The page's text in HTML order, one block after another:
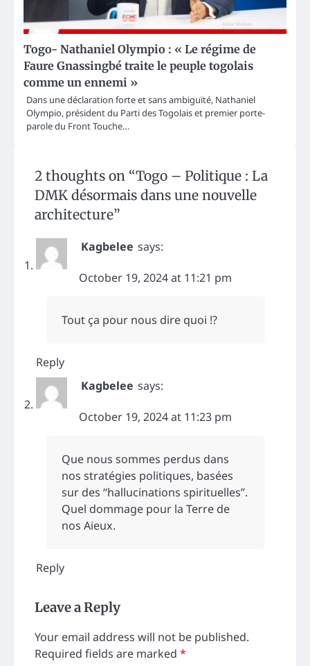
Togo- Nathaniel Olympio : « Le régime de
Faure Gnassingbé traite le peuple togolais
comme un ennemi »
Dans une déclaration forte et sans ambiguïté, Nathaniel
Olympio, président du Parti des Togolais et premier porte-
parole du Front Touche…
2 thoughts on “Togo – Politique : La
DMK désormais dans une nouvelle
architecture”
Kagbelee says:
October 19, 2024 at 11:21 pm
Tout ça pour nous dire quoi !?
Reply
Kagbelee says:
October 19, 2024 at 11:23 pm
Que nous sommes perdus dans
nos stratégies politiques, basées
sur des “hallucinations spirituelles”.
Quel dommage pour la Terre de
nos Aieux.
Reply
Leave a Reply
Your email address will not be published.
Required fields are marked *